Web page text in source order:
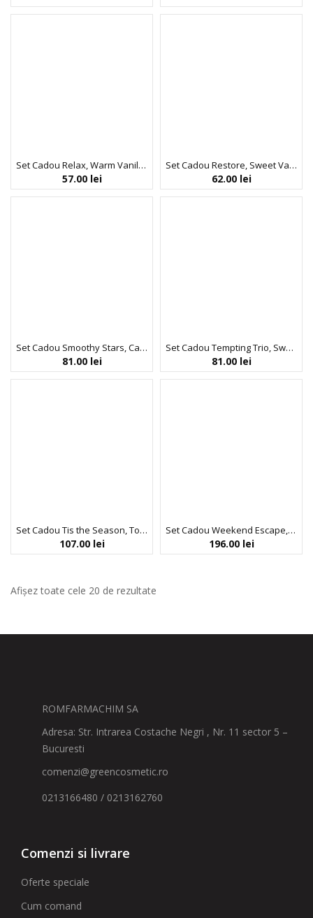
Set Cadou Relax, Warm Vanilla, Bile de Baie, The Luxury Bathing Company, 4 x 50 g
57.00 lei
Set Cadou Restore, Sweet Vanilla & Almond Glaze, Bile de Baie, The Luxury Bathing Company, 10 x 15 g
62.00 lei
Set Cadou Smoothy Stars, Candy Canes, Cocoa & Vanilla Swirl, Spuma de Baie, Gel de Dus, Crema Corp, Crema Maini si Unghii, The Luxury Bathing Company, 4 articole
81.00 lei
Set Cadou Tempting Trio, Sweet Vanilla & Almond Glaze, Sprayuri Parfumat pentru Par si Corp, The Luxury Bathing Company, 3 x 100 ml
81.00 lei
Set Cadou Tis the Season, Toasted Praline & Sweet Vanilla, Crema Maini si Unghii, Crema Corp, Gel de Dus, Bila de Baie, Cutie Metalica cu Print si Capac, The Luxury Bathing Company, 4 articole
107.00 lei
Set Cadou Weekend Escape, Velvet Rose & Peony, Gel de Dus, Crema Maini si Unghii, Burete Exfoliant Corp, Portfard Reutilizabil, The Luxury Bathing Company, 3 articole
196.00 lei
Afișez toate cele 20 de rezultate
ROMFARMACHIM SA
Adresa: Str. Intrarea Costache Negri , Nr. 11 sector 5 –
Bucuresti
comenzi@greencosmetic.ro
0213166480 / 0213162760
Comenzi si livrare
Oferte speciale
Cum comand